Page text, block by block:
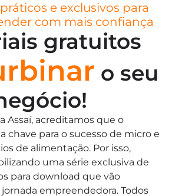
e exclusivos para
com mais confiança
gratuitos
o seu
Assaí, acreditamos que o
chave para o sucesso de micro e
de alimentação. Por isso,
uma série exclusiva de
para download que vão
empreendedora. Todos